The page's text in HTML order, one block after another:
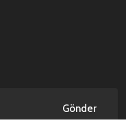
Gönder